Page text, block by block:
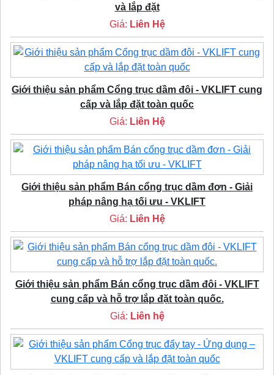
và lắp đặt
Giá: Liên Hệ
Giới thiệu sản phẩm Cổng trục dầm đôi - VKLIFT cung
cấp và lắp đặt toàn quốc
Giá: Liên Hệ
Giới thiệu sản phẩm Bán cổng trục dầm đơn - Giải
pháp nâng hạ tối ưu - VKLIFT
Giá: Liên Hệ
Giới thiệu sản phẩm Bán cổng trục dầm đôi - VKLIFT
cung cấp và hỗ trợ lắp đặt toàn quốc.
Giá: Liên hệ